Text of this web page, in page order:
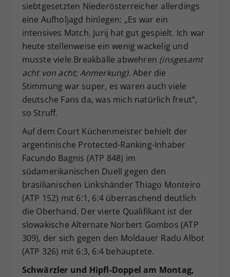
siebtgesetzten Niederösterreicher allerdings
eine Aufholjagd hinlegen: „Es war ein
intensives Match. Jurij hat gut gespielt. Ich war
heute stellenweise ein wenig wackelig und
musste viele Breakbälle abwehren (insgesamt
acht von acht; Anmerkung). Aber die
Stimmung war super, es waren auch viele
deutsche Fans da, was mich natürlich freut“,
so Struff.
Auf dem Court Küchenmeister behielt der
argentinische Protected-Ranking-Inhaber
Facundo Bagnis (ATP 848) im
südamerikanischen Duell gegen den
brasilianischen Linkshänder Thiago Monteiro
(ATP 152) mit 6:1, 6:4 überraschend deutlich
die Oberhand. Der vierte Qualifikant ist der
slowakische Alternate Norbert Gombos (ATP
309), der sich gegen den Moldauer Radu Albot
(ATP 326) mit 6:3, 6:4 behauptete.
Schwärzler und Hipfl-Doppel am Montag,